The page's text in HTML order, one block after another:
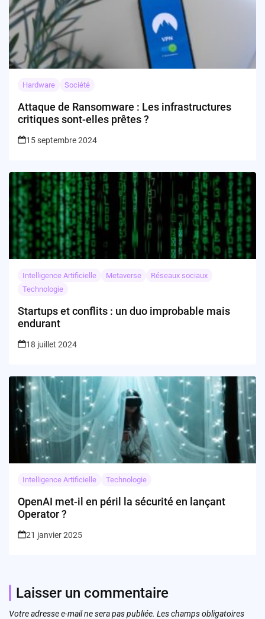
Hardware Société
Attaque de Ransomware : Les infrastructures
critiques sont-elles prêtes ?
15 septembre 2024
Intelligence Artificielle Metaverse
Réseaux sociaux
Technologie
Startups et conflits : un duo improbable mais
endurant
18 juillet 2024
Intelligence Artificielle Technologie
OpenAI met-il en péril la sécurité en lançant
Operator ?
21 janvier 2025
Laisser un commentaire
Votre adresse e-mail ne sera pas publiée. Les champs obligatoires